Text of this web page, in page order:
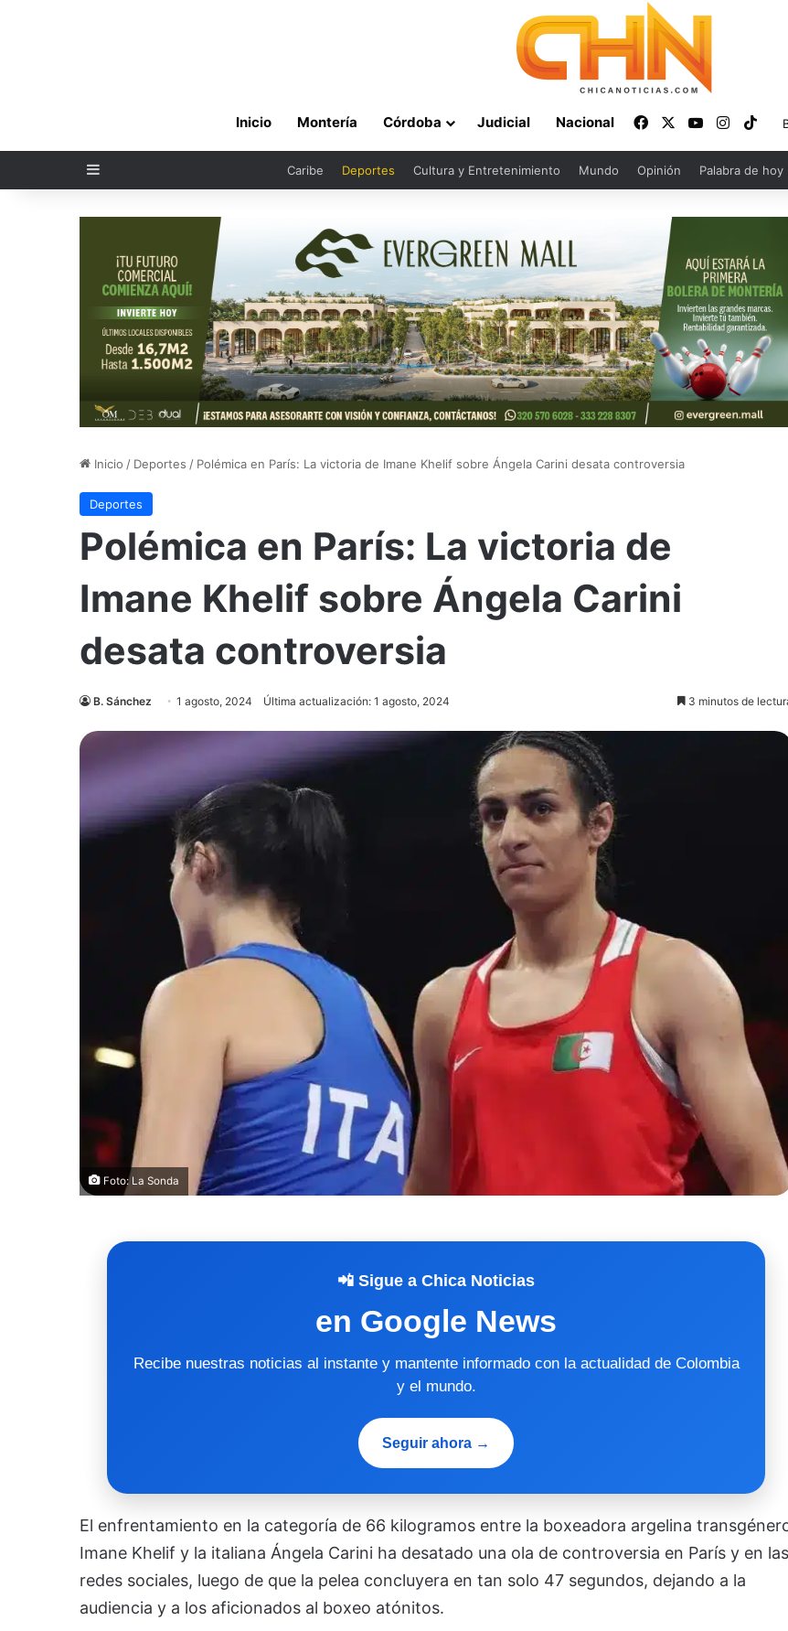
Inicio Montería Córdoba Judicial Nacional FacebookYouTube
Sidebar Caribe Deportes Cultura y Entretenimiento Mundo Opinión Palabra de hoy
Inicio / Deportes / Polémica en París: La victoria de Imane Khelif sobre Ángela Carini desata controversia
Deportes
Polémica en París: La victoria de
Imane Khelif sobre Ángela Carini
desata controversia
B. Sánchez 1 agosto, 2024 Última actualización: 1 agosto, 2024 3 minutos de
Foto: La Sonda
📲 Sigue a Chica Noticias
en Google News
Recibe nuestras noticias al instante y mantente informado con la actualidad de Colombia
y el mundo.
Seguir ahora →
El enfrentamiento en la categoría de 66 kilogramos entre la boxeadora argelina
Imane Khelif y la italiana Ángela Carini ha desatado una ola de controversia en París y en las
redes sociales, luego de que la pelea concluyera en tan solo 47 segundos, dejando a la
audiencia y a los aficionados al boxeo atónitos.